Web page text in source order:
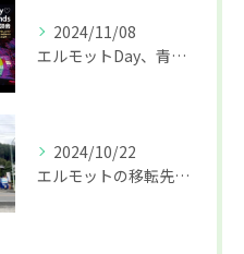
2024/11/08
エルモットDay、青梅初開催はプロジェクションマッピングも♪
2024/10/22
エルモットの移転先決定☆オープニングイベントのお知らせ♪